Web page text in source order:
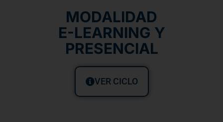
MODALIDAD
E-LEARNING Y
PRESENCIAL
VER CICLO